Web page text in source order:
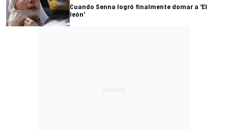
Cuando Senna logró finalmente domar a 'El
león'